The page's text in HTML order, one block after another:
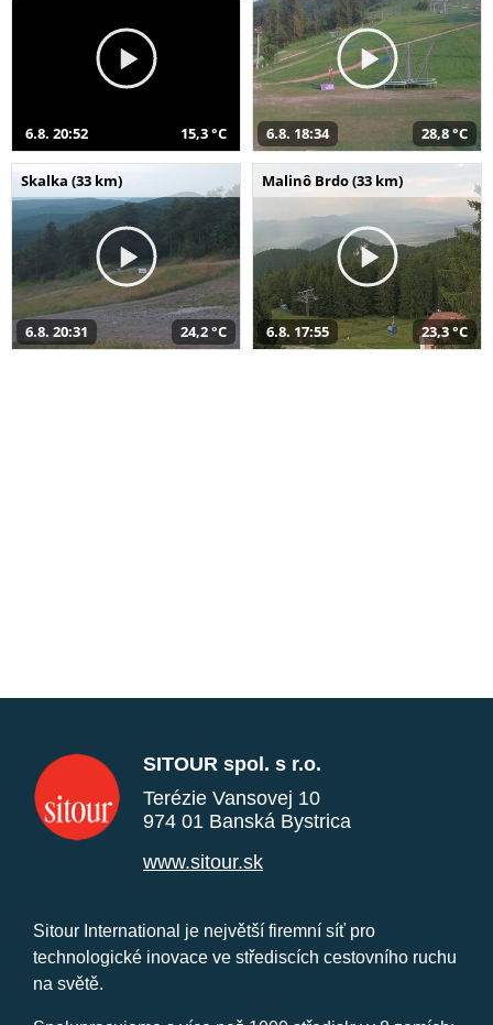
6.8. 20:52 15,3 °C 6.8. 18:34 28,8 °C
Skalka (33 km)
6.8. 20:31 24,2 °C
Malinô Brdo (33 km)
6.8. 17:55 23,3 °C
SITOUR spol. s r.o.
Terézie Vansovej 10
974 01 Banská Bystrica
www.sitour.sk
Sitour International je největší firemní síť pro
technologické inovace ve střediscích cestovního ruchu
na světě.